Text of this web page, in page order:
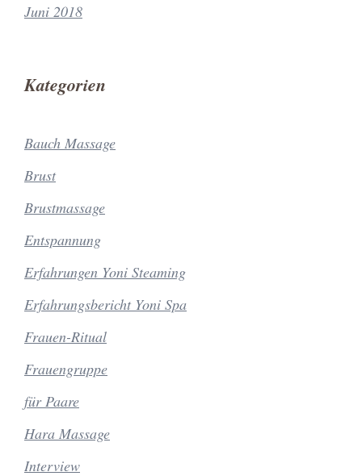
Juni 2018
Kategorien
Bauch Massage
Brust
Brustmassage
Entspannung
Erfahrungen Yoni Steaming
Erfahrungsbericht Yoni Spa
Frauen-Ritual
Frauengruppe
für Paare
Hara Massage
Interview